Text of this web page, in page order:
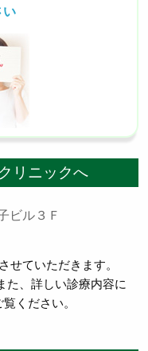
い
リニックへ
ビル３Ｆ
せていただきます。
た、詳しい診療内容に
覧ください。